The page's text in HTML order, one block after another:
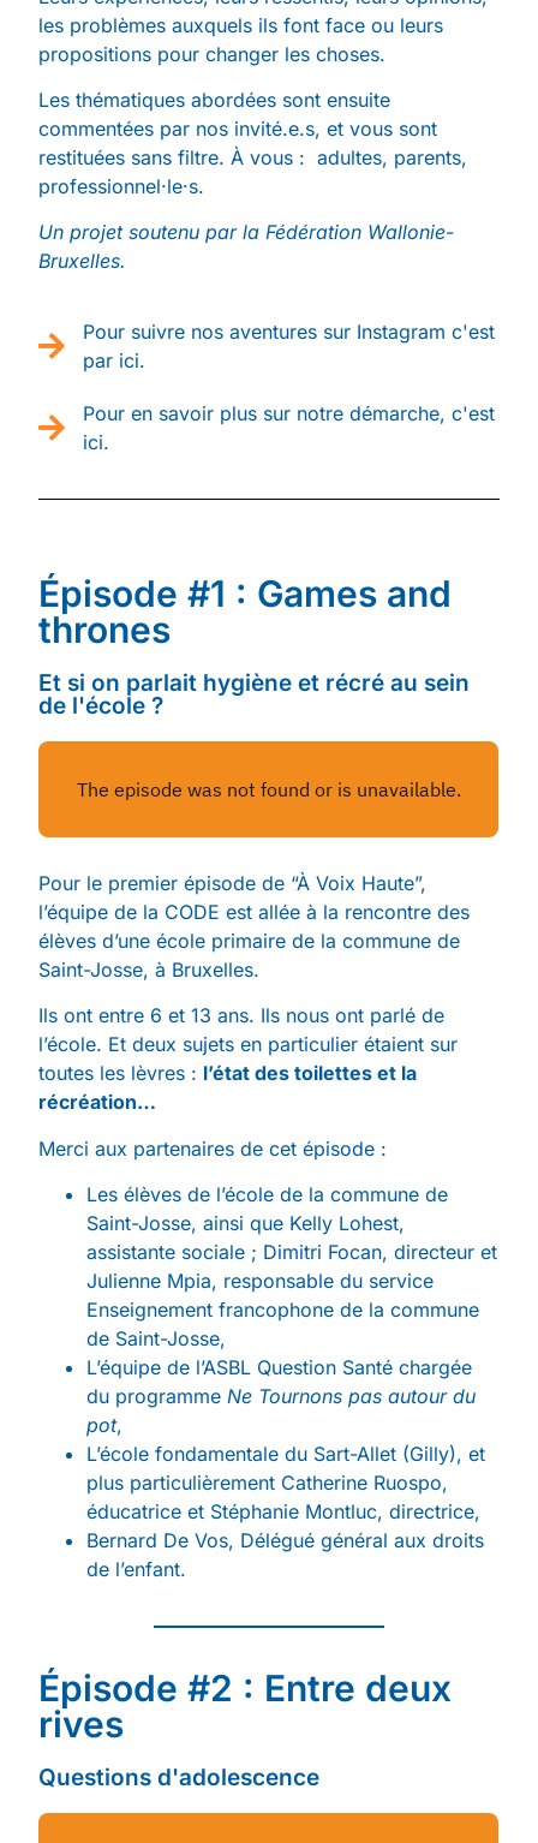
les problèmes auxquels ils font face ou leurs
propositions pour changer les choses.
Les thématiques abordées sont ensuite
commentées par nos invité.e.s, et vous sont
restituées sans filtre. À vous : adultes, parents,
professionnel·le·s.
Un projet soutenu par la Fédération Wallonie-
Bruxelles.
Pour suivre nos aventures sur Instagram c'est
par ici.
Pour en savoir plus sur notre démarche, c'est
ici.
Épisode #1 : Games and
thrones
Et si on parlait hygiène et récré au sein
de l'école ?
Pour le premier épisode de “À Voix Haute”,
l’équipe de la CODE est allée à la rencontre des
élèves d’une école primaire de la commune de
Saint-Josse, à Bruxelles.
Ils ont entre 6 et 13 ans. Ils nous ont parlé de
l’école. Et deux sujets en particulier étaient sur
toutes les lèvres : l’état des toilettes et la
récréation…
Merci aux partenaires de cet épisode :
Les élèves de l’école de la commune de
Saint-Josse, ainsi que Kelly Lohest,
assistante sociale ; Dimitri Focan, directeur et
Julienne Mpia, responsable du service
Enseignement francophone de la commune
de Saint-Josse,
L’équipe de l’ASBL Question Santé chargée
du programmeNe Tournons pas autour du
pot,
L’école fondamentale du Sart-Allet (Gilly), et
plus particulièrement Catherine Ruospo,
éducatrice et Stéphanie Montluc, directrice,
Bernard De Vos, Délégué général aux droits
de l’enfant.
Épisode #2 : Entre deux
rives
Questions d'adolescence